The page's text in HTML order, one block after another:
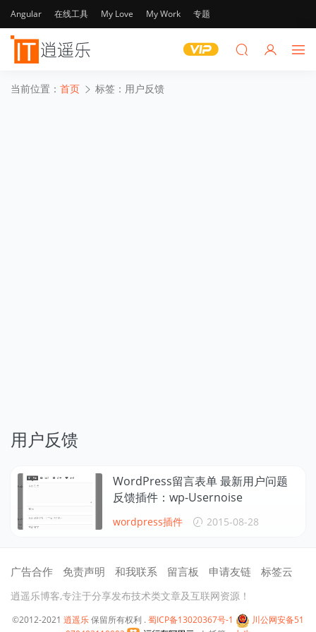
Angular 在线工具 My Love My Work 专题
当前位置： 首页 标签：用户反馈
用户反馈
WordPress留言表单 最新用户问题
反馈插件：wp-Usernoise
wordpress插件 2015-08-28
广告合作 免责声明 和我联系 留言板 申请友链 标签云
逍遥乐博客,专注于分享发布技术类文章及互联网资源！
©2012-2021 逍遥乐保留所有权利 . 蜀ICP备13020367号-1
川公网安备51